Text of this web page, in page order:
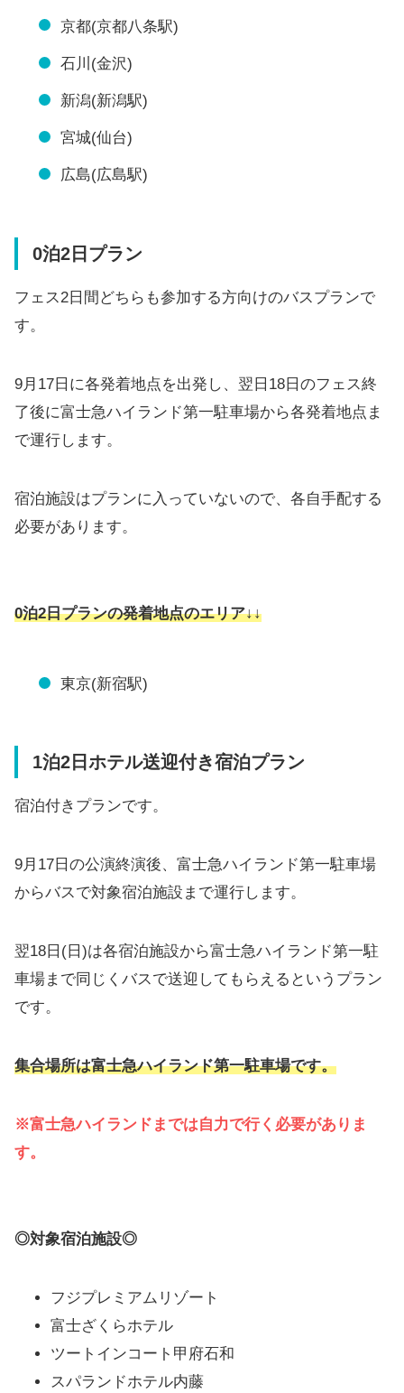
京都(京都八条駅)
石川(金沢)
新潟(新潟駅)
宮城(仙台)
広島(広島駅)
0泊2日プラン
フェス2日間どちらも参加する方向けのバスプランで
す。
9月17日に各発着地点を出発し、翌日18日のフェス終
了後に富士急ハイランド第一駐車場から各発着地点ま
で運行します。
宿泊施設はプランに入っていないので、各自手配する
必要があります。
0泊2日プランの発着地点のエリア↓↓
東京(新宿駅)
1泊2日ホテル送迎付き宿泊プラン
宿泊付きプランです。
9月17日の公演終演後、富士急ハイランド第一駐車場
からバスで対象宿泊施設まで運行します。
翌18日(日)は各宿泊施設から富士急ハイランド第一駐
車場まで同じくバスで送迎してもらえるというプラン
です。
集合場所は富士急ハイランド第一駐車場です。
※富士急ハイランドまでは自力で行く必要がありま
す。
◎対象宿泊施設◎
フジプレミアムリゾート
富士ざくらホテル
ツートインコート甲府石和
スパランドホテル内藤